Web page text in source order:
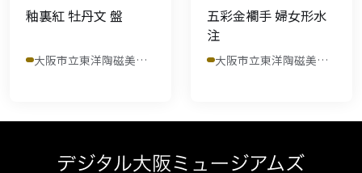
釉裏紅 牡丹文 盤
大阪市立東洋陶磁美術館
五彩金襴手 婦女形水
注
大阪市立東洋陶磁美術館